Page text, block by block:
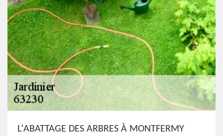
L'ABATTAGE DES ARBRES À MONTFERMY